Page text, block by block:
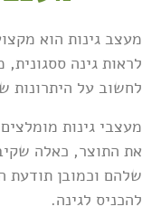
מעצב גינות הוא
לראות גינה
לחשוב על היתרונות
מעצבי גינות
את התוצר, כאלה
שלהם וכמובן
להכניס לגינה.